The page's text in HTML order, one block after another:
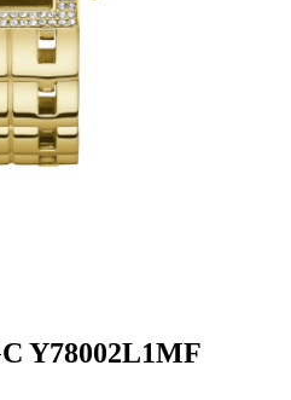
Y78002L1MF